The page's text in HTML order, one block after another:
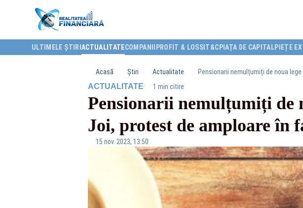
ULTIMELE ȘTIRI ACTUALITATECOMPANII PROFIT & LOSS IT&C PIAȚA DE CAPITALPIEȚE
Acasă Știri Actualitate Pensionarii nemulțumiți de noua
ACTUALITATE· 1 min citire
Pensionarii nemulțumiți de
Joi, protest de amploare în
15 nov. 2023, 13:50